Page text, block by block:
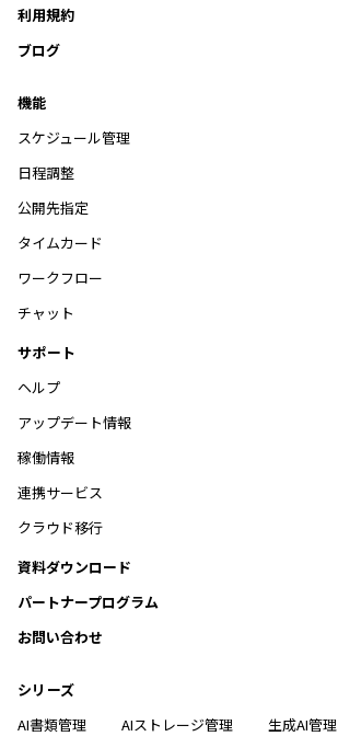
利用規約
ブログ
機能
スケジュール管理
日程調整
公開先指定
タイムカード
ワークフロー
チャット
サポート
ヘルプ
アップデート情報
稼働情報
連携サービス
クラウド移行
資料ダウンロード
パートナープログラム
お問い合わせ
シリーズ
AI書類管理
AIストレージ管理 生成AI管理